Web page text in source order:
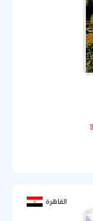
القاهرة